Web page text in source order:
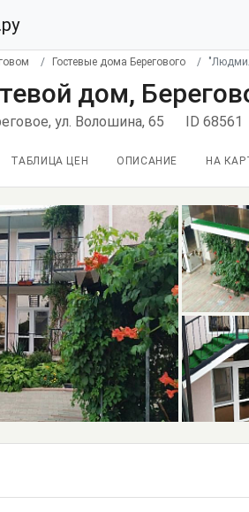
Гостевые дома Берегового
дом,
ул. Волошина, 65 ID 68561
ТАБЛИЦА ЦЕН ОПИСАНИЕ НА